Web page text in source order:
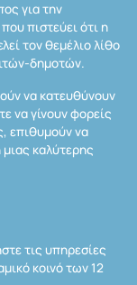
για την
πιστεύει ότι η
τον θεμέλιο λίθο
δημοτών.
να κατευθύνουν
να γίνουν φορείς
επιθυμούν να
καλύτερης
τις υπηρεσίες
κοινό των 12